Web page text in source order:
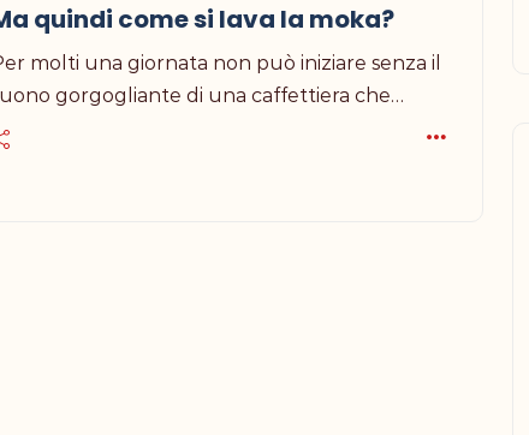
quindi come si lava la moka?
molti una giornata non può iniziare senza il
gorgogliante di una caffettiera che…